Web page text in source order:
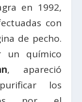
en 1992,
con
de pecho.
un químico
, apareció
los